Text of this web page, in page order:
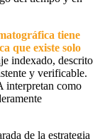
tiene
que existe solo
indexado, descrito
y verificable.
interpretan como
de la estrategia